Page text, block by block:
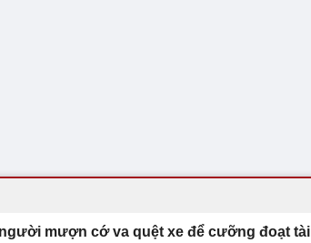
mượn cớ va quệt xe để cưỡng đoạt tài